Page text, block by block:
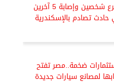
مصرع شخصين وإصابة 5 آخرين
تصادم بالإسكندرية
ضخمة..مصر تفتح
لمصانع سيارات جديدة